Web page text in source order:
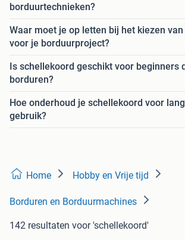
borduurtechnieken?
Waar moet je op letten bij het kiezen
voor je borduurproject?
Is schellekoord geschikt voor beginners
borduren?
Hoe onderhoud je schellekoord voor
gebruik?
Home Hobby en Vrije tijd
Borduren en Borduurmachines
142 resultaten voor 'schellekoord'